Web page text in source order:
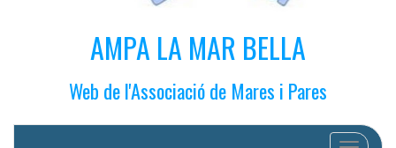
AMPA LA MAR BELLA
Web de l'Associació de Mares i Pares